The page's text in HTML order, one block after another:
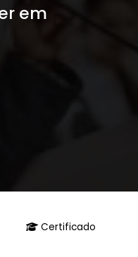
em
Certificado